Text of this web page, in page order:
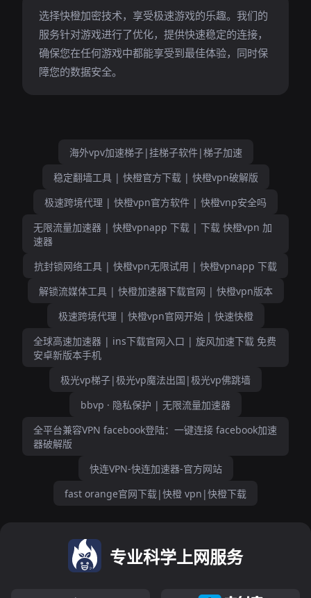
选择快橙加密技术，享受极速游戏的乐趣。我们的
服务针对游戏进行了优化，提供快速稳定的连接，
确保您在任何游戏中都能享受到最佳体验，同时保
障您的数据安全。
海外vpv加速梯子|挂梯子软件|梯子加速
稳定翻墙工具 | 快橙官方下载 | 快橙vpn破解版
极速跨境代理 | 快橙vpn官方软件 | 快橙vnp安全吗
无限流量加速器 | 快橙vpnapp 下载 | 下载 快橙vpn 加
速器
抗封锁网络工具 | 快橙vpn无限试用 | 快橙vpnapp 下载
解锁流媒体工具 | 快橙加速器下载官网 | 快橙vpn版本
极速跨境代理 | 快橙vpn官网开始 | 快速快橙
全球高速加速器 | ins下载官网入口 | 旋风加速下载 免费
安卓新版本手机
极光vp梯子|极光vp魔法出国|极光vp佛跳墙
bbvp · 隐私保护 | 无限流量加速器
全平台兼容VPN facebook登陆：一键连接 facebook加速
器破解版
快连VPN-快连加速器-官方网站
fast orange官网下载|快橙 vpn|快橙下载
专业科学上网服务